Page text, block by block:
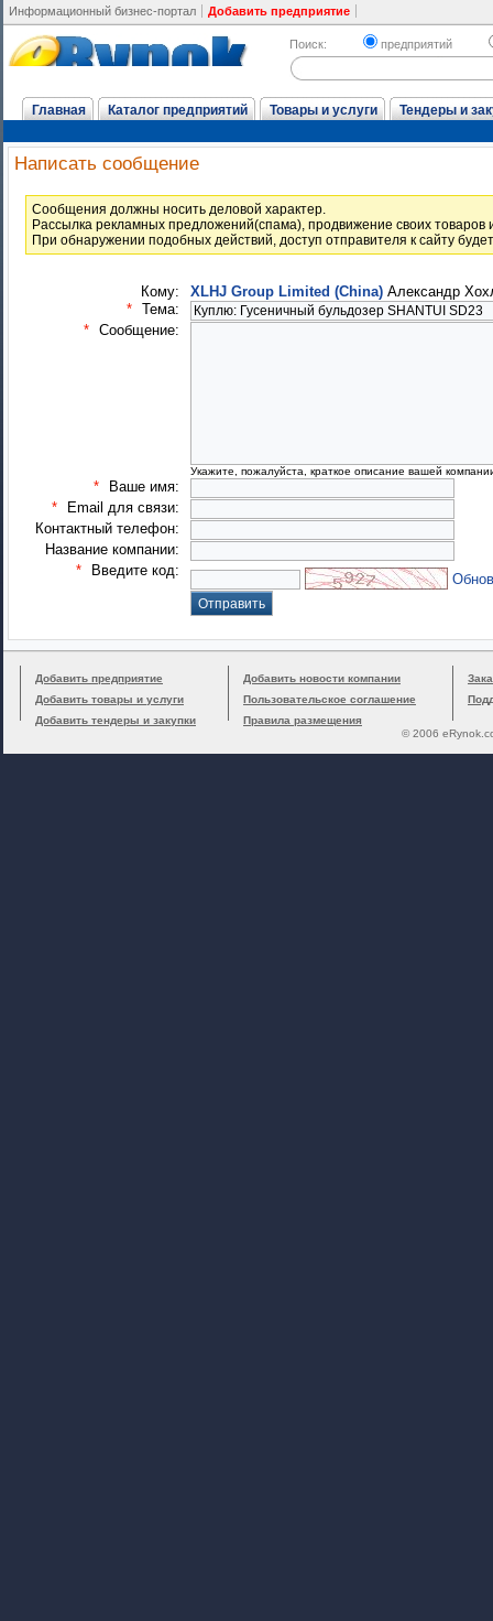
Информационный бизнес-портал Добавить предприятие
Поиск: предприятий
Главная Каталог предприятий Товары и услуги Тендеры и
Написать сообщение
Cообщения должны носить деловой характер.
Рассылка рекламных предложений(спама), продвижение своих товаров
При обнаружении подобных действий, доступ отправителя к сайту
Кому: XLHJ Group Limited (China) Александр
* Тема:
* Сообщение:
Укажите, пожалуйста, краткое описание вашей
*
Ваше имя:
*
Email для связи:
Контактный телефон:
Название компании:
*
Введите код:
Добавить предприятие
Добавить товары и услуги
Добавить тендеры и закупки
Добавить новости компании
Пользовательское соглашение
Правила размещения
© 2006